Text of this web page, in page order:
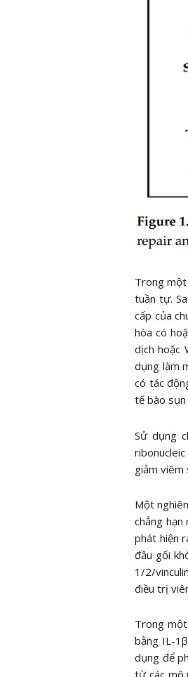
Trong một
tuần tự.
cấp của
hòa có
dịch hoặc
dụng làm
có tác
tế bào
Sử dụng
giảm viêm
Một
chẳng
phát hiện
đầu gối
1/2/
điều trị
Trong
bằng IL-
dụng để